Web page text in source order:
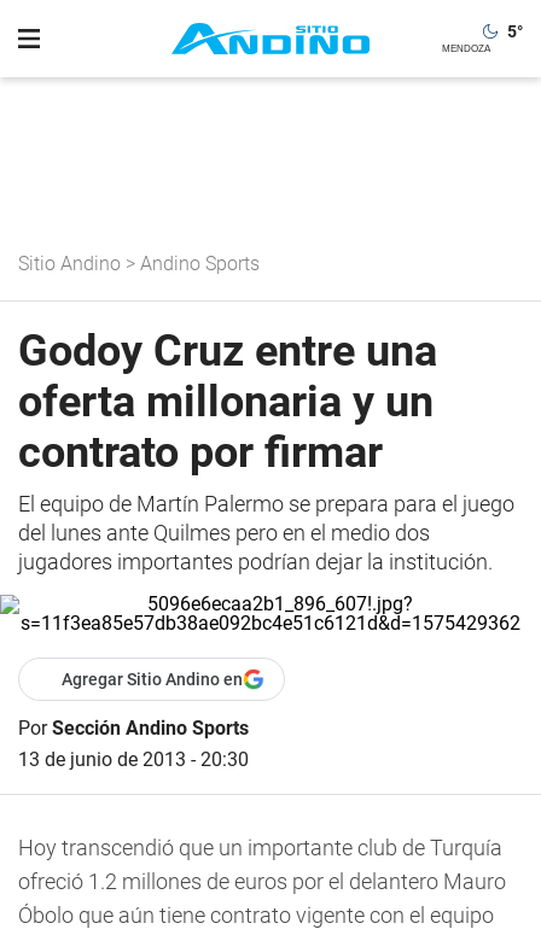
5°
Sitio Andino > Andino Sports
Godoy Cruz entre una
oferta millonaria y un
contrato por firmar
El equipo de Martín Palermo se prepara para el juego
del lunes ante Quilmes pero en el medio dos
jugadores importantes podrían dejar la institución.
Agregar Sitio Andino en
PorSección Andino Sports
13 de junio de 2013 - 20:30
Hoy transcendió que un importante club de Turquía
ofreció 1.2 millones de euros por el delantero Mauro
Óbolo que aún tiene contrato vigente con el equipo